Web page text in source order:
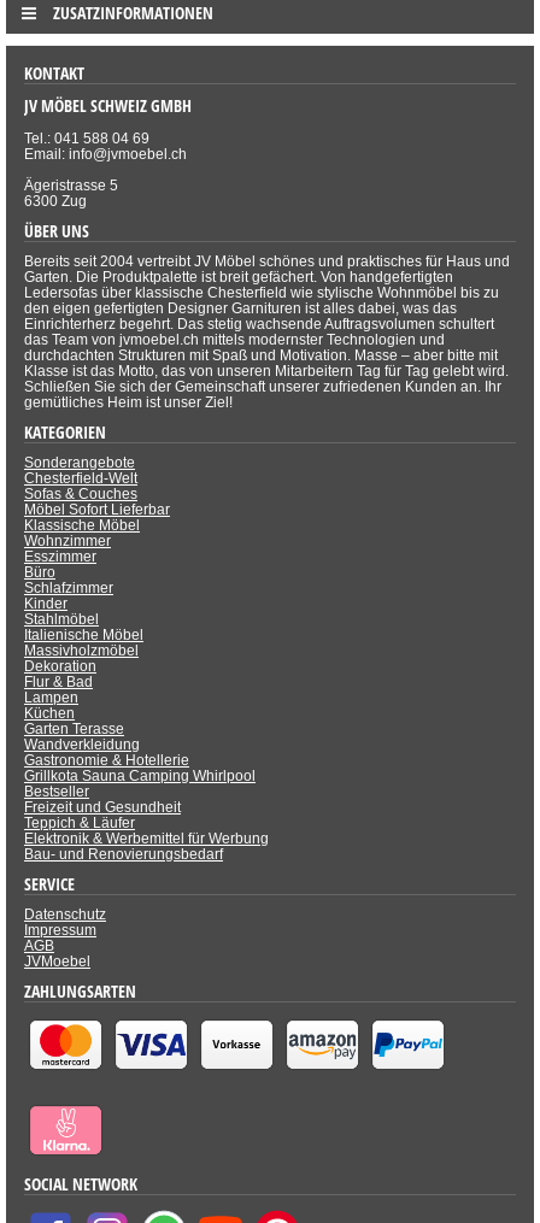
ZUSATZINFORMATIONEN
KONTAKT
JV MÖBEL SCHWEIZ GMBH
Tel.: 041 588 04 69
Email: info@jvmoebel.ch
Ägeristrasse 5
6300 Zug
ÜBER UNS
Bereits seit 2004 vertreibt JV Möbel schönes und praktisches für Haus und
Garten. Die Produktpalette ist breit gefächert. Von handgefertigten
Ledersofas über klassische Chesterfield wie stylische Wohnmöbel bis zu
den eigen gefertigten Designer Garnituren ist alles dabei, was das
Einrichterherz begehrt. Das stetig wachsende Auftragsvolumen schultert
das Team von jvmoebel.ch mittels modernster Technologien und
durchdachten Strukturen mit Spaß und Motivation. Masse – aber bitte mit
Klasse ist das Motto, das von unseren Mitarbeitern Tag für Tag gelebt wird.
Schließen Sie sich der Gemeinschaft unserer zufriedenen Kunden an. Ihr
gemütliches Heim ist unser Ziel!
KATEGORIEN
Sonderangebote
Chesterfield-Welt
Sofas & Couches
Möbel Sofort Lieferbar
Klassische Möbel
Wohnzimmer
Esszimmer
Büro
Schlafzimmer
Kinder
Stahlmöbel
Italienische Möbel
Massivholzmöbel
Dekoration
Flur & Bad
Lampen
Küchen
Garten Terasse
Wandverkleidung
Gastronomie & Hotellerie
Grillkota Sauna Camping Whirlpool
Bestseller
Freizeit und Gesundheit
Teppich & Läufer
Elektronik & Werbemittel für Werbung
Bau- und Renovierungsbedarf
SERVICE
Datenschutz
Impressum
AGB
JVMoebel
ZAHLUNGSARTEN
SOCIAL NETWORK